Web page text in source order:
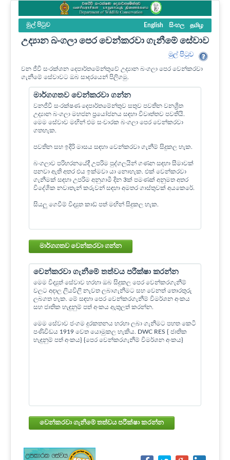
මුල් පි‍ටුව English සිංහල தமிழ
උද්‍යාන බංගලා පෙර වෙන්කරවා ගැනීමේ සේවාව
මුල් පි‍ටුව
වන ජීවී සංරක්ශන දෙපාර්තමේන්තුවේ උද්‍යාන බංගලා පෙර වෙන්කරවා
ගැනීමේ සේවාවට ඔබ සාදරයෙන් පිලිගමු.
මාර්ගගතව වෙන්කරවා ගන්න
වනජීවී සංරක්ෂණ දෙපාර්තමේන්තුව සතුව පවතින වනශ්‍රිත
උද්‍යාන බංගලා මහජන ප්‍රයෝජනය සඳහා විවෘත්තව පවතියි.
මෙම සේවාව මඟින් එම සංචාරක බංගලා පෙර වෙන්කරවා
ගතහැක.
පවතින සහ ඉදිරි මාසය සඳහා වෙන්කරවා ගැනීම් සිදුකල හැක.
බංගලාව පරිහරනයේදී උපරිම පුද්ගලයින් ගණන සඳහා සීමාවක්
පනවා ඇති අතර එය ඉක්මවා යා නොහැක. එක් වෙන්කරවා
ගැනීමක් සඳහා උපරිම අනුගාමී දින 3ක් පමණක් අනුමත අතර
විදේශික නවාතැන් කරුවන් සඳහා අමතර ගාස්තුවක් අයකෙරේ.
සියලු ගෙවීම් විද්‍යුත කාඩ් පත් මඟින් සිදුකල හැක.
මාර්ගගතව වෙන්කරවා ගන්න
වෙන්කරවා ගැනීමේ තත්වය පරීක්ෂා කරන්න
මෙම විද්‍යුත් සේවාව හරහා ඔබ සිදුකල පෙර වෙන්කරගැනීම්
වලට අදාල ලියවිලි නැවත ලබාගැනීමට සහ වෙනත් තොරතුරු
ලබගත හැක. මේ සඳහා පෙර වෙන්කරගැනීම් විමර්ශන අංකය
සහ ජාතික හැඳුනුම් පත් අංකය ඇතුලත් කරන්න.
මෙම සේවාව ජංගම දුරකතනය හරහා ලබා ගැනීමට පහත කෙටි
පණිවිඩය 1919 වෙත යොමුකල හැකිය. DWC RES { ජාතික
හැඳුනුම් පත් අංකය} {පෙර වෙන්කරගැනීම් විමර්ශන අංකය}
වෙන්කරවා ගැනීමේ තත්වය පරීක්ෂා කරන්න